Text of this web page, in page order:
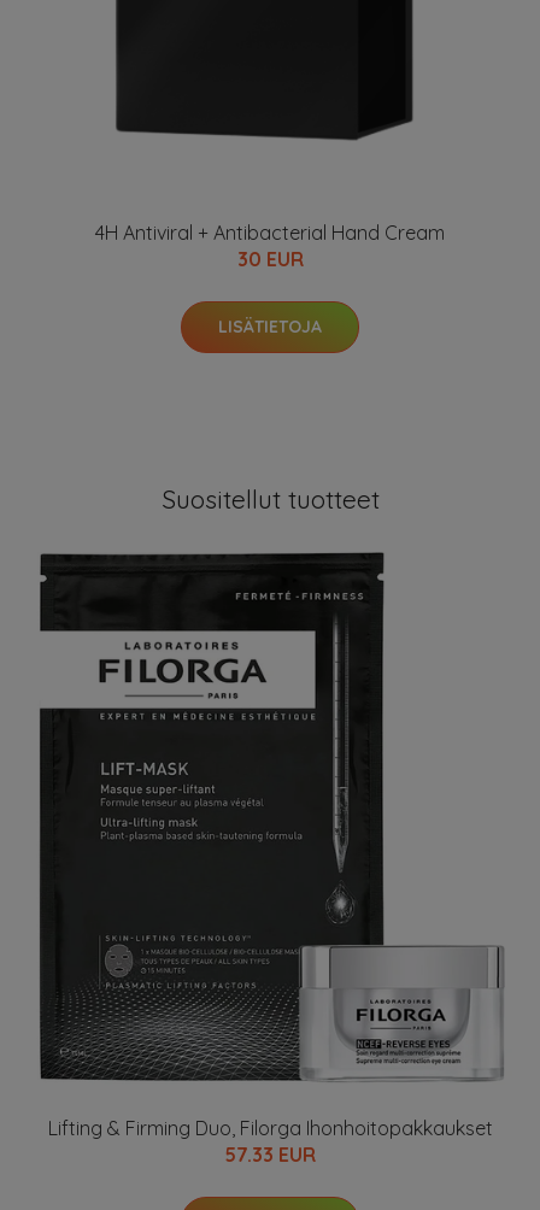
4H Antiviral + Antibacterial Hand Cream
30 EUR
LISÄTIETOJA
Suositellut tuotteet
Lifting & Firming Duo, Filorga Ihonhoitopakkaukset
57.33 EUR